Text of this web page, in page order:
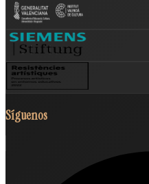
Síguenos